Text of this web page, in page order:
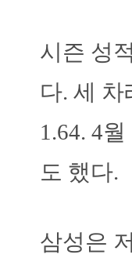
시즌 성
다. 세
1.64. 4
도 했다.
삼성은